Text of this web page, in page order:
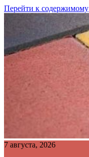
Перейти к содержимому
7 августа, 2026